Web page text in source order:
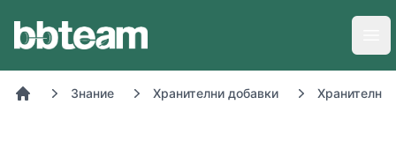
Знание Хранителни добавки Хранителни